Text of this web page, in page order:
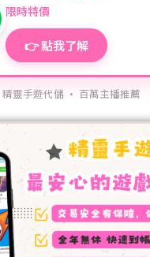
限時特價
👉 點我了解
精靈手遊代儲 · 百萬主播推薦